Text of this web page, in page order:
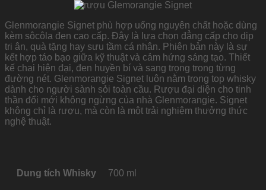
Glenmorangie Signet phù hợp uống nguyên chất hoặc dùng
kèm sôcôla đen cao cấp. Đây là lựa chọn đẳng cấp cho dịp
tri ân, quà tặng hay sưu tầm cá nhân. Phiên bản này là sự
kết hợp táo bạo giữa kỹ thuật và cảm hứng sáng tạo. Thiết
kế chai hiện đại, đen huyền bí và sang trọng trong từng
đường nét. Glenmorangie Signet luôn nằm trong top whisky
dành cho người sành sỏi toàn cầu. Rượu đại diện cho tinh
thần đổi mới không ngừng của nhà Glenmorangie. Signet
không chỉ là rượu, mà còn là một trải nghiệm thưởng thức
nghệ thuật.
Dung tích Whisky 700 ml